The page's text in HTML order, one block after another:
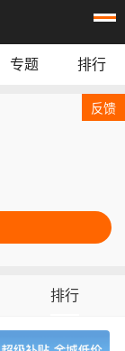
专题 排行
反馈
排行